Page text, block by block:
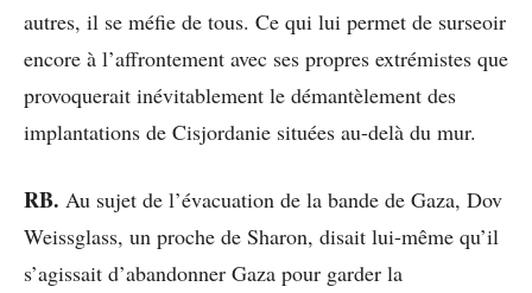
autres, il se méfie de tous. Ce qui lui permet de surseoir
encore à l’affrontement avec ses propres extrémistes que
provoquerait inévitablement le démantèlement des
implantations de Cisjordanie situées au-delà du mur.
RB. Au sujet de l’évacuation de la bande de Gaza, Dov
Weissglass, un proche de Sharon, disait lui-même qu’il
s’agissait d’abandonner Gaza pour garder la